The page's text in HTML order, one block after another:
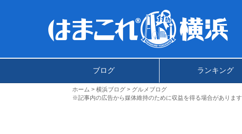
ブログ ランキング
ホーム 横浜ブログ
グルメブログ
※記事内の広告から媒体維持のために収益を得る場合があります